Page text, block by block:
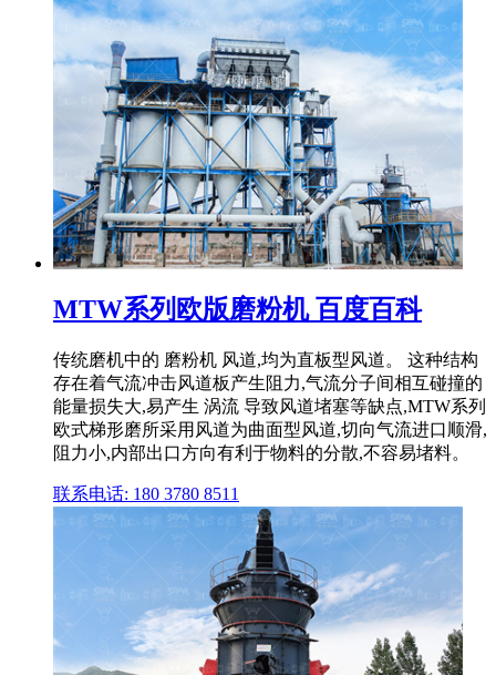
MTW系列欧版磨粉机 百度百科
传统磨机中的 磨粉机 风道,均为直板型风道。 这种结构
存在着气流冲击风道板产生阻力,气流分子间相互碰撞的
能量损失大,易产生 涡流 导致风道堵塞等缺点,MTW系列
欧式梯形磨所采用风道为曲面型风道,切向气流进口顺滑,
阻力小,内部出口方向有利于物料的分散,不容易堵料。
联系电话: 180 3780 8511